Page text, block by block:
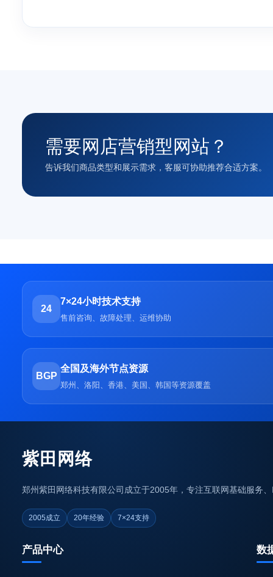
需要网店营销型网站？
告诉我们商品类型和展示需求，客服可协助推荐合适方案。
24
7×24小时技术支持
售前咨询、故障处理、运维协助
BGP
全国及海外节点资源
郑州、洛阳、香港、美国、韩国等资源覆盖
紫田网络
郑州紫田网络科技有限公司成立于2005年，专注互联网基础服务
2005成立 20年经验 7×24支持
产品中心 数